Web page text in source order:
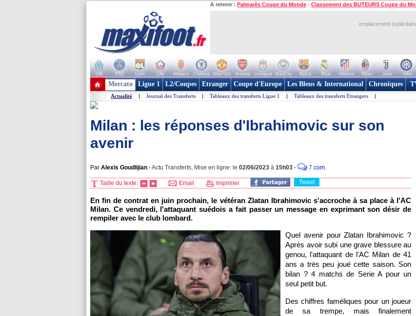
A retenir : Palmarès Coupe du Monde - Classement des BUTEURS Coupe du
emplacement
OM PSG Lyon Lille Monaco Chelsea Man Utd Arsenal Liverpool ManCity Barca Real Atletico Milan Juve Inter
+ de clubs
Mercato Ligue 1 L2/Coupes Etranger Coupe d'Europe Les Bleus & International Chroniques
Actualité | Journal des Transferts | Tableaux des transferts Ligue 1 | Tableaux des transferts Etrangers |
Milan : les réponses d'Ibrahimovic sur son
avenir
Par Alexis Goudlijian -Actu Transferts, Mise en ligne: le 02/06/2023 à 15h03 - 7 com.
Taille du texte: Email Imprimer Tweet
En fin de contrat en juin prochain, le vétéran Zlatan Ibrahimovic s'accroche à sa place à l'AC
Milan. Ce vendredi, l'attaquant suédois a fait passer un message en exprimant son désir de
rempiler avec le club lombard.
Quel avenir pour Zlatan Ibrahimovic ?
Après avoir subi une grave blessure au
genou, l'attaquant de l'AC Milan de 41
ans a très peu joué cette saison. Son
bilan ? 4 matchs de Serie A pour un
seul petit but.
Des chiffres faméliques pour un joueur
de sa trempe, mais finalement